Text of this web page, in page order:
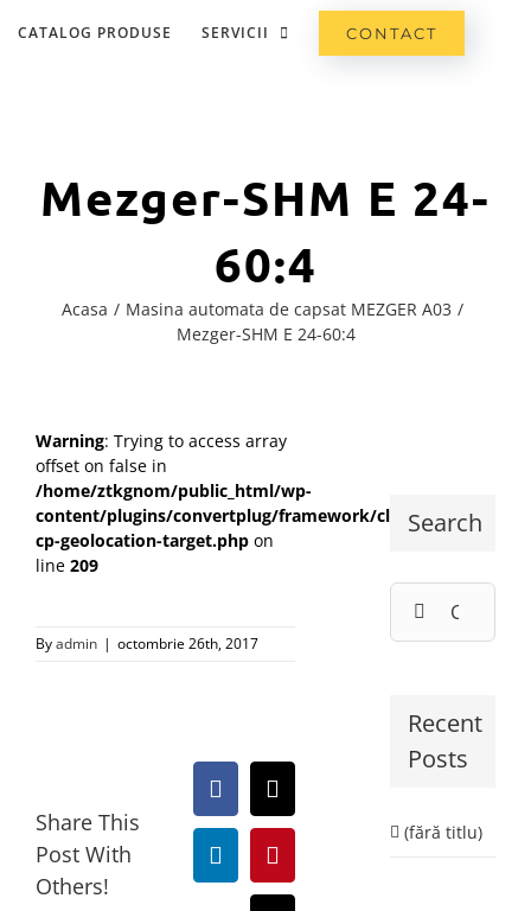
CATALOG PRODUSE SERVICII CONTACT
Mezger-SHM E 24-
60:4
Acasa
Masina automata de capsat MEZGER A03
Mezger-SHM E 24-60:4
Warning: Trying to access array
offset on false in
/home/ztkgnom/public_html/wp-
content/plugins/convertplug/framework/class-
cp-geolocation-target.php on
line 209
Byadmin | octombrie 26th, 2017
Share This
Post With
Others!
Facebook
X
LinkedInPinterest
Search
Recent
Posts
(fără titlu)